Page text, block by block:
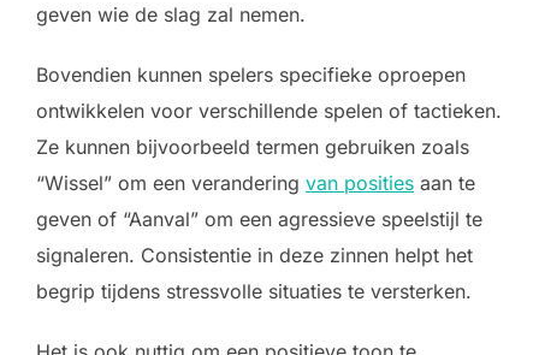
geven wie de slag zal nemen.
Bovendien kunnen spelers specifieke oproepen
ontwikkelen voor verschillende spelen of tactieken.
Ze kunnen bijvoorbeeld termen gebruiken zoals
“Wissel” om een verandering van posities aan te
geven of “Aanval” om een agressieve speelstijl te
signaleren. Consistentie in deze zinnen helpt het
begrip tijdens stressvolle situaties te versterken.